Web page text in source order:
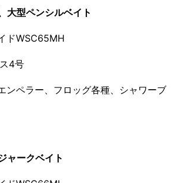
大型ペンシルベイト
ドWSC65MH
4号
ンペラー、フロッグ各種、シャワーブ
ャークベイト